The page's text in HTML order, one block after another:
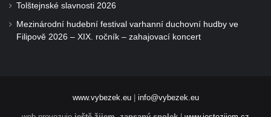
Tolštejnské slavnosti 2026
Mezinárodní hudební festival varhanní duchovní hudby ve
Filipově 2026 – XIX. ročník – zahajovací koncert
www.vybezek.eu| info@vybezek.eu